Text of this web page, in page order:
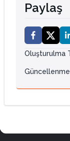
Paylaş
Oluşturulma